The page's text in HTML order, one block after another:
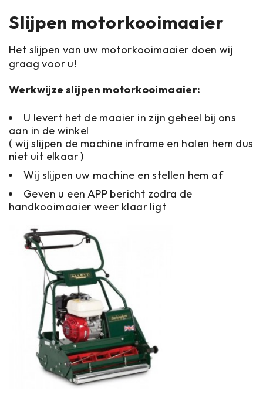
Slijpen motorkooimaaier
Het slijpen van uw motorkooimaaier doen wij
graag voor u!
Werkwijze slijpen motorkooimaaier:
U levert het de maaier in zijn geheel bij ons
aan in de winkel
( wij slijpen de machine inframe en halen hem dus
niet uit elkaar )
Wij slijpen uw machine en stellen hem af
Geven u een APP bericht zodra de
handkooimaaier weer klaar ligt